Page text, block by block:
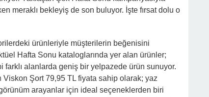
meraklı bekleyiş de son buluyor. İşte fırsat dolu o
ürünleriyle müşterilerin beğenisini
Hafta Sonu kataloglarında yer alan ürünler;
farklı alanlarda geniş bir yelpazede ürün sunuyor.
Viskon Şort 79,95 TL fiyata sahip olarak; yaz
arayanlar için ideal seçeneklerden biri